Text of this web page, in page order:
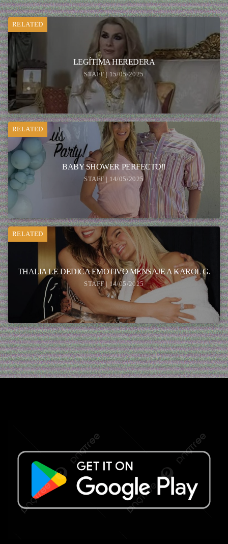
RELATED
LEGÍTIMA HEREDERA
STAFF | 15/05/2025
RELATED
BABY SHOWER PERFECTO!!
STAFF | 14/05/2025
RELATED
THALIA LE DEDICA EMOTIVO MENSAJE A KAROL G.
STAFF | 14/05/2025